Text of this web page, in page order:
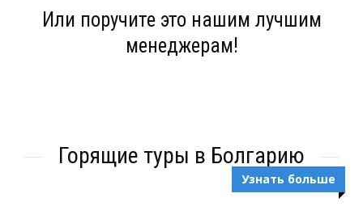
Или поручите это нашим лучшим
менеджерам!
Горящие туры в Болгарию
Узнать больше